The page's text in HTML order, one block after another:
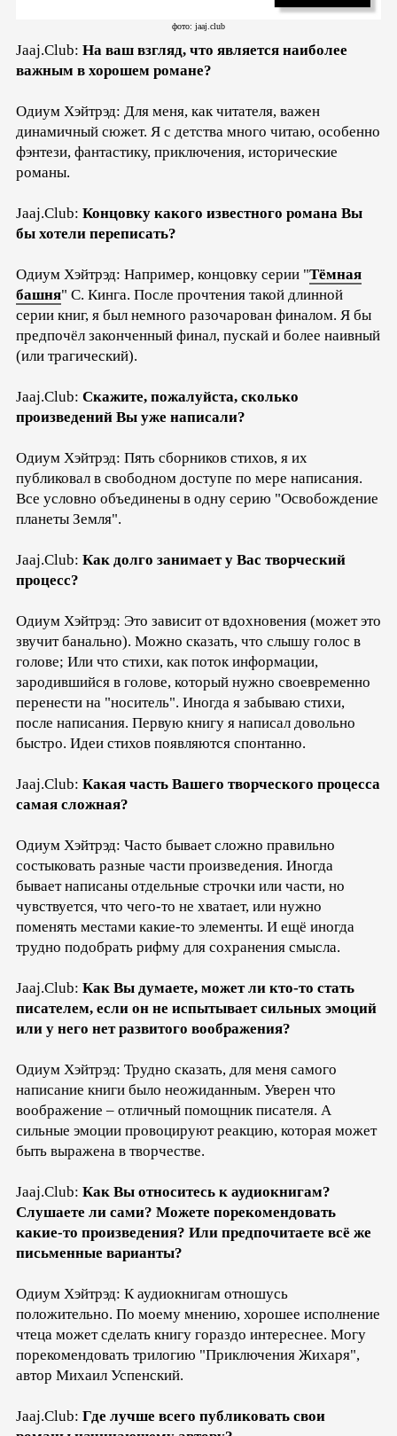
фото: jaaj.club
Jaaj.Club: На ваш взгляд, что является наиболее
важным в хорошем романе?
Одиум Хэйтрэд: Для меня, как читателя, важен
динамичный сюжет. Я с детства много читаю, особенно
фэнтези, фантастику, приключения, исторические
романы.
Jaaj.Club: Концовку какого известного романа Вы
бы хотели переписать?
Одиум Хэйтрэд: Например, концовку серии "Тёмная
башня" С. Кинга. После прочтения такой длинной
серии книг, я был немного разочарован финалом. Я бы
предпочёл законченный финал, пускай и более наивный
(или трагический).
Jaaj.Club: Скажите, пожалуйста, сколько
произведений Вы уже написали?
Одиум Хэйтрэд: Пять сборников стихов, я их
публиковал в свободном доступе по мере написания.
Все условно объединены в одну серию "Освобождение
планеты Земля".
Jaaj.Club: Как долго занимает у Вас творческий
процесс?
Одиум Хэйтрэд: Это зависит от вдохновения (может это
звучит банально). Можно сказать, что слышу голос в
голове; Или что стихи, как поток информации,
зародившийся в голове, который нужно своевременно
перенести на "носитель". Иногда я забываю стихи,
после написания. Первую книгу я написал довольно
быстро. Идеи стихов появляются спонтанно.
Jaaj.Club: Какая часть Вашего творческого процесса
самая сложная?
Одиум Хэйтрэд: Часто бывает сложно правильно
состыковать разные части произведения. Иногда
бывает написаны отдельные строчки или части, но
чувствуется, что чего-то не хватает, или нужно
поменять местами какие-то элементы. И ещё иногда
трудно подобрать рифму для сохранения смысла.
Jaaj.Club: Как Вы думаете, может ли кто-то стать
писателем, если он не испытывает сильных эмоций
или у него нет развитого воображения?
Одиум Хэйтрэд: Трудно сказать, для меня самого
написание книги было неожиданным. Уверен что
воображение – отличный помощник писателя. А
сильные эмоции провоцируют реакцию, которая может
быть выражена в творчестве.
Jaaj.Club: Как Вы относитесь к аудиокнигам?
Слушаете ли сами? Можете порекомендовать
какие-то произведения? Или предпочитаете всё же
письменные варианты?
Одиум Хэйтрэд: К аудиокнигам отношусь
положительно. По моему мнению, хорошее исполнение
чтеца может сделать книгу гораздо интереснее. Могу
порекомендовать трилогию "Приключения Жихаря",
автор Михаил Успенский.
Jaaj.Club: Где лучше всего публиковать свои